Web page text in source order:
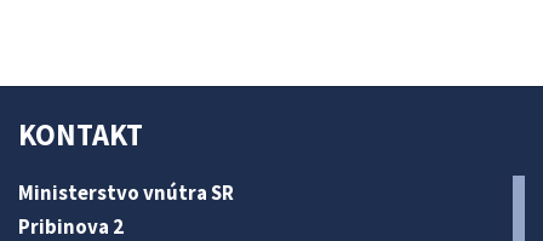
KONTAKT
Ministerstvo vnútra SR
Pribinova 2